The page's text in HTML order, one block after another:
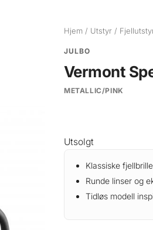
Hjem / Utstyr /
JULBO
Vermont
METALLIC/PINK
Utsolgt
Klassiske
Runde linser og
Tidløs modell